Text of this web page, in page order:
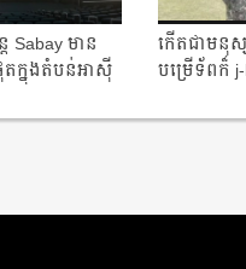
Sabay មាន
ក្នុងតំបន់អាស៊ី
កើតជាមនុ
បម្រើទ័ពក៏ j-